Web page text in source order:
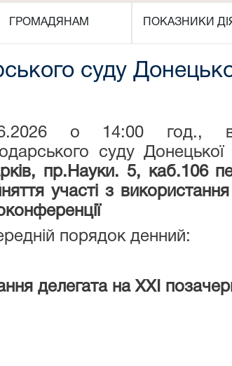
ГРОМАДЯНАМ ПОКАЗНИКИ
суду
о 14:00 год.,
суду
пр.Науки. 5, каб.106
участі з
порядок денний:
делегата на ХХІ